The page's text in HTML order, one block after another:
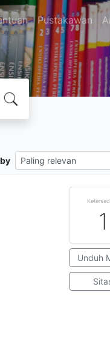
Pustakawan
1
Unduh